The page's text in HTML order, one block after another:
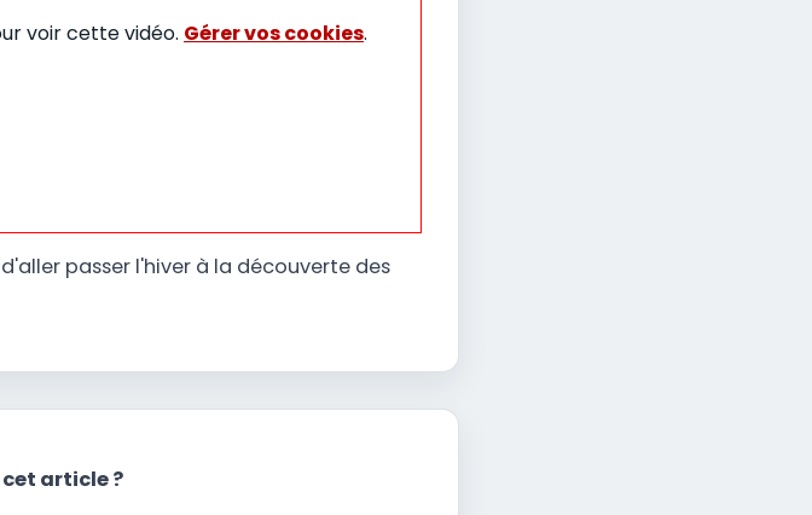
voir cette vidéo. Gérer vos cookies.
passer l'hiver à la découverte des
article ?